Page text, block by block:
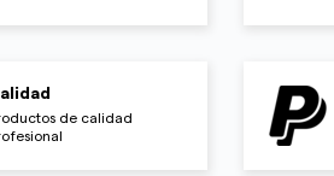
de calidad